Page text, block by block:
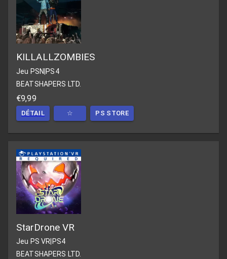
KILLALLZOMBIES
Jeu PSN PS4
BEATSHAPERS LTD.
€9,99
DÉTAIL ☆ PS STORE
StarDrone VR
Jeu PS VR PS4
BEATSHAPERS LTD.